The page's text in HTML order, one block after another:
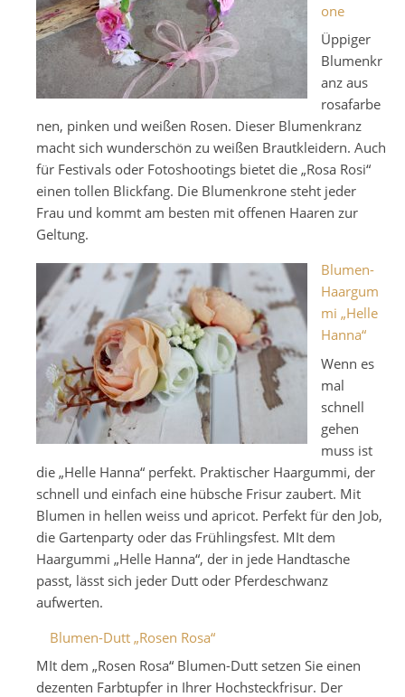
one
Üppiger
Blumenkr
anz aus
rosafarbe
nen, pinken und weißen Rosen. Dieser Blumenkranz
macht sich wunderschön zu weißen Brautkleidern. Auch
für Festivals oder Fotoshootings bietet die „Rosa Rosi“
einen tollen Blickfang. Die Blumenkrone steht jeder
Frau und kommt am besten mit offenen Haaren zur
Geltung.
Blumen-
Haargum
mi „Helle
Hanna“
Wenn es
mal
schnell
gehen
muss ist
die „Helle Hanna“ perfekt. Praktischer Haargummi, der
schnell und einfach eine hübsche Frisur zaubert. Mit
Blumen in hellen weiss und apricot. Perfekt für den Job,
die Gartenparty oder das Frühlingsfest. MIt dem
Haargummi „Helle Hanna“, der in jede Handtasche
passt, lässt sich jeder Dutt oder Pferdeschwanz
aufwerten.
Blumen-Dutt „Rosen Rosa“
MIt dem „Rosen Rosa“ Blumen-Dutt setzen Sie einen
dezenten Farbtupfer in Ihrer Hochsteckfrisur. Der